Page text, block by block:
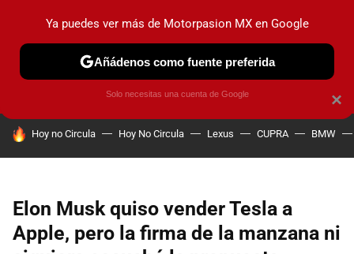
PRUEBAS INDUSTRIA HOY NO CIRCULA
HOY SE HABLA DE
Hoy no Circula Hoy No Circula Lexus CUPRA BMW
Elon Musk quiso vender Tesla a
Apple, pero la firma de la manzana ni
×
Ya puedes ver más de Motorpasion MX en Google
Añádenos como fuente preferida
Solo necesitas una cuenta de Google